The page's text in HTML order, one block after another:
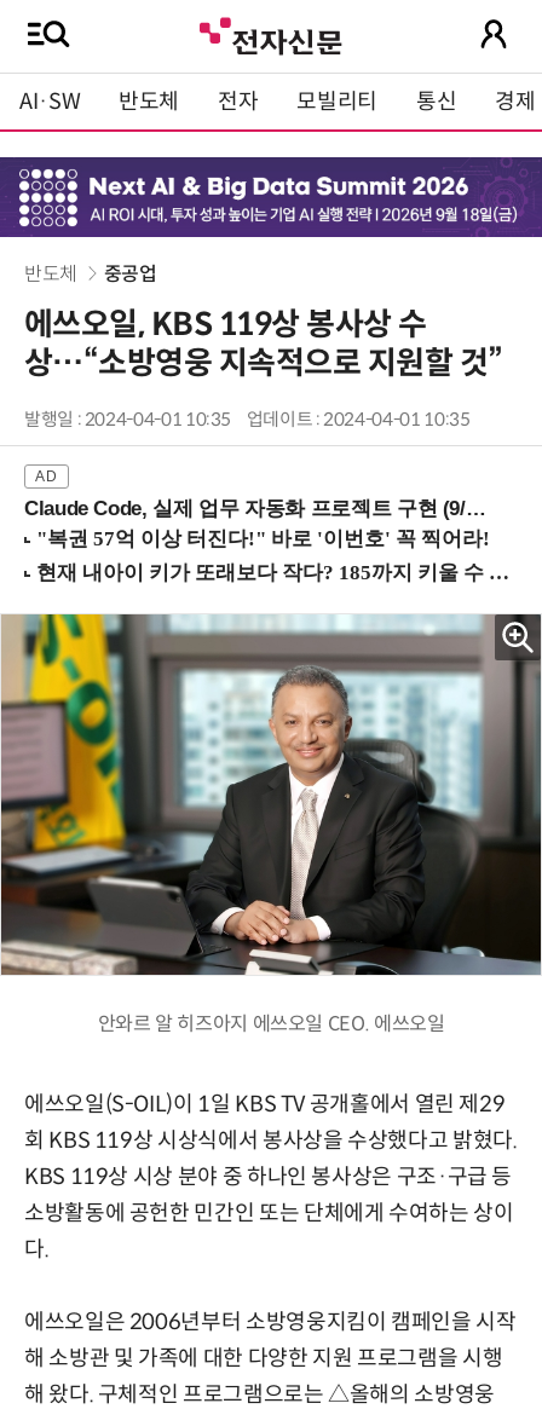
AI·SW 반도체 전자 모빌리티 통신 경제
반도체 중공업
에쓰오일, KBS 119상 봉사상 수
상…“소방영웅 지속적으로 지원할 것”
발행일 : 2024-04-01 10:35 업데이트 : 2024-04-01 10:35
Claude Code, 실제 업무 자동화 프로젝트 구현 (9/16 ~17 강남역)
안와르 알 히즈아지 에쓰오일 CEO. 에쓰오일
에쓰오일(S-OIL)이 1일 KBS TV 공개홀에서 열린 제29
회 KBS 119상 시상식에서 봉사상을 수상했다고 밝혔다.
KBS 119상 시상 분야 중 하나인 봉사상은 구조·구급 등
소방활동에 공헌한 민간인 또는 단체에게 수여하는 상이
다.
에쓰오일은 2006년부터 소방영웅지킴이 캠페인을 시작
해 소방관 및 가족에 대한 다양한 지원 프로그램을 시행
해 왔다. 구체적인 프로그램으로는 △올해의 소방영웅